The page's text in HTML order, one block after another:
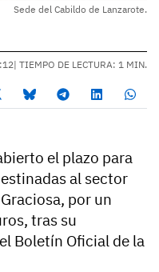
Sede del Cabildo de Lanzarote.
| TIEMPO DE LECTURA: 1 MIN.
el plazo para
al sector
por un
tras su
Boletín Oficial de la